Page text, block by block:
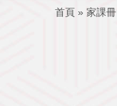
首頁 » 家課冊